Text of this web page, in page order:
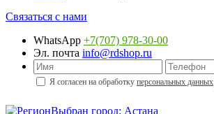
Связаться с нами
WhatsApp +7(707) 978-30-00
Эл. почта info@rdshop.ru
Я согласен на обработку персональных данных
Выбран город: Астана